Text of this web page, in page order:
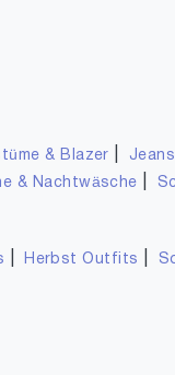
& Blazer Jeans
& Nachtwäsche
Herbst Outfits